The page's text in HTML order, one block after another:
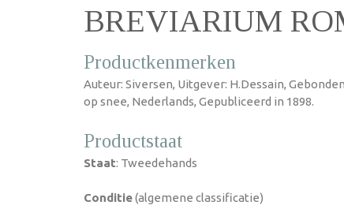
BREVIARIUM
Productkenmerken
Auteur: Siversen, Uitgever: H.Dessain,
op snee, Nederlands, Gepubliceerd in 1898.
Productstaat
Staat: Tweedehands
Conditie(algemene classificatie)